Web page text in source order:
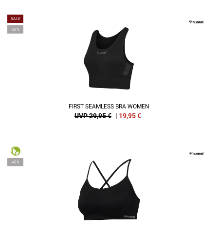
SALE
-33%
FIRST SEAMLESS BRA WOMEN
UVP 29,95 € | 19,95€
-40%